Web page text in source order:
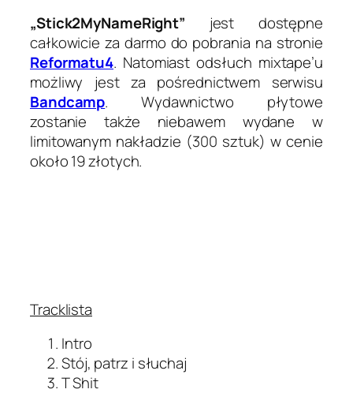
„Stick2MyNameRight” jest dostępne
całkowicie za darmo do pobrania na stronie
Reformatu4. Natomiast odsłuch mixtape’u
możliwy jest za pośrednictwem serwisu
Bandcamp. Wydawnictwo płytowe
zostanie także niebawem wydane w
limitowanym nakładzie (300 sztuk) w cenie
około 19 złotych.
Tracklista
Intro
Stój, patrz i słuchaj
T Shit